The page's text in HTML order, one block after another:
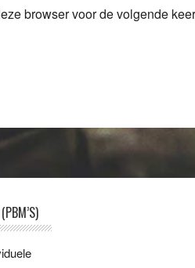
browser voor de volgende